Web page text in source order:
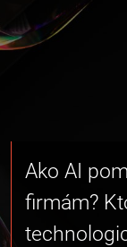
Ako AI
firmám?